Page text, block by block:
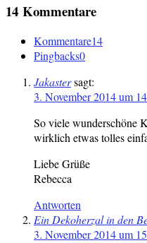
14 Kommentare
Kommentare14
Pingbacks0
Jakastersagt:
3. November 2014 um
So viele wunderschöne
wirklich etwas tolles
Liebe Grüße
Rebecca
Antworten
Ein Dekoherzal in den
3. November 2014 um